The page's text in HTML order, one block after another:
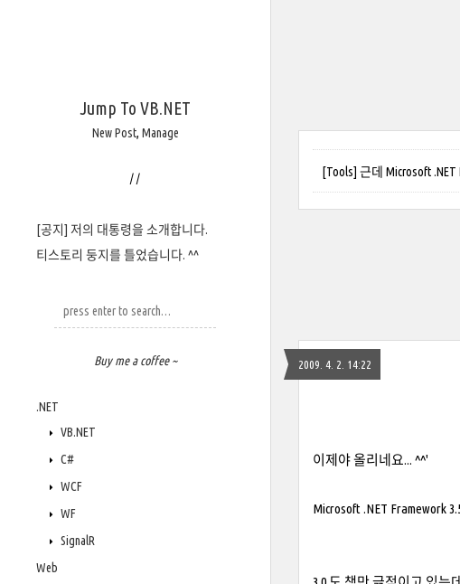
Jump To VB.NET
New Post, Manage
/ /
[공지] 저의 대통령을 소개합니다.
티스토리 둥지를 틀었습니다. ^^
Buy me a coffee ~
.NET
VB.NET
C#
WCF
WF
SignalR
Web
[Tools] 근데 Microsoft .NET
2009. 4. 2. 14:22
이제야 올리네요... ^^'
Microsoft .NET Framework